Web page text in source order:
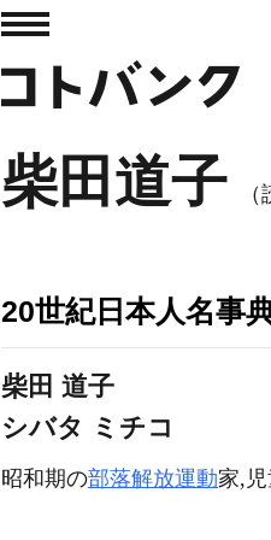
柴田道子
20世紀日本人名事
柴田 道子
シバタ ミチコ
昭和期の部落解放運動家,